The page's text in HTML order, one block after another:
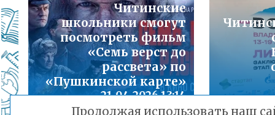
«Горячая линия» для сообщения
находящихся в социально опасной
Подробнее...
Телефон горячей линии по вопросам
проведения государственной итоговой
образовательным программам основного
образования и среднего общего
Читинские
школьники смогут
посмотреть фильм
«Семь верст до
рассвета» по
«Пушкинской карте»
21.04.2026 13:14
Продолжая использовать наш